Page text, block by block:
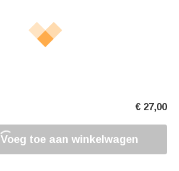
€ 27,00
Voeg toe aan winkelwagen